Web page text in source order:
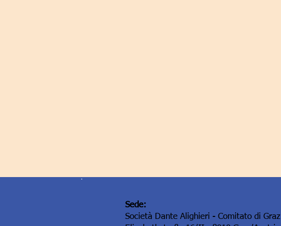
Sede:
Società Dante Alighieri - Comitato di Graz